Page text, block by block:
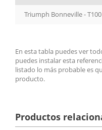
Triumph Bonneville -
En esta tabla puedes ver
puedes instalar esta
listado lo más probable es
producto.
Productos